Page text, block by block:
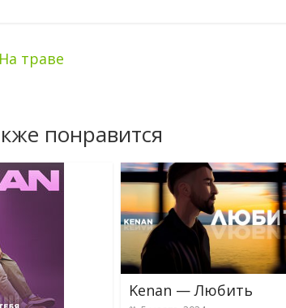
траве
понравится
Kenan — Любить